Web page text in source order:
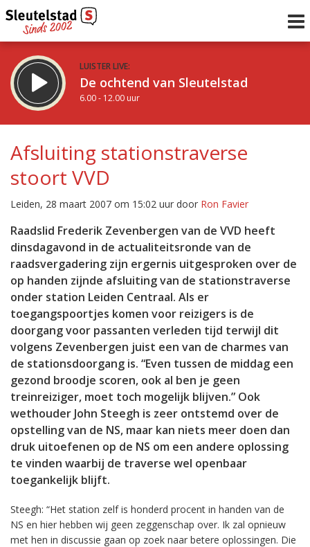
LUISTER LIVE:
De ochtend van Sleutelstad
6.00 - 12.00 uur
De middag van Sleutelstad
12.00 - 18.00 uur
Vorig uur
Inklappen
Afsluiting stationstraverse
stoort VVD
Leiden, 28 maart 2007 om 15:02 uur door Ron Favier
Raadslid Frederik Zevenbergen van de VVD heeft
dinsdagavond in de actualiteitsronde van de
raadsvergadering zijn ergernis uitgesproken over de
op handen zijnde afsluiting van de stationstraverse
onder station Leiden Centraal. Als er
toegangspoortjes komen voor reizigers is de
doorgang voor passanten verleden tijd terwijl dit
volgens Zevenbergen juist een van de charmes van
de stationsdoorgang is. “Even tussen de middag een
gezond broodje scoren, ook al ben je geen
treinreiziger, moet toch mogelijk blijven.” Ook
wethouder John Steegh is zeer ontstemd over de
opstelling van de NS, maar kan niets meer doen dan
druk uitoefenen op de NS om een andere oplossing
te vinden waarbij de traverse wel openbaar
toegankelijk blijft.
Steegh: “Het station zelf is honderd procent in handen van de
NS en hier hebben wij geen zeggenschap over. Ik zal opnieuw
met hen in discussie gaan op zoek naar betere oplossingen. Die